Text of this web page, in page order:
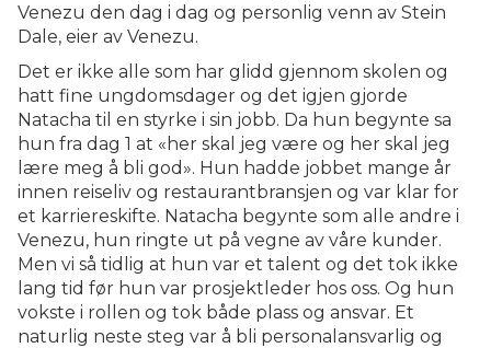
Venezu den dag i dag og personlig venn av Stein
Dale, eier av Venezu.
Det er ikke alle som har glidd gjennom skolen og
hatt fine ungdomsdager og det igjen gjorde
Natacha til en styrke i sin jobb. Da hun begynte sa
hun fra dag 1 at «her skal jeg være og her skal jeg
lære meg å bli god». Hun hadde jobbet mange år
innen reiseliv og restaurantbransjen og var klar for
et karriereskifte. Natacha begynte som alle andre i
Venezu, hun ringte ut på vegne av våre kunder.
Men vi så tidlig at hun var et talent og det tok ikke
lang tid før hun var prosjektleder hos oss. Og hun
vokste i rollen og tok både plass og ansvar. Et
naturlig neste steg var å bli personalansvarlig og